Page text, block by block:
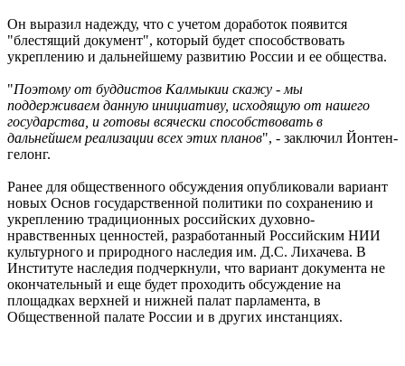
Он выразил надежду, что с учетом доработок появится
"блестящий документ", который будет способствовать
укреплению и дальнейшему развитию России и ее общества.
"Поэтому от буддистов Калмыкии скажу - мы
поддерживаем данную инициативу, исходящую от нашего
государства, и готовы всячески способствовать в
дальнейшем реализации всех этих планов", - заключил Йонтен-
гелонг.
Ранее для общественного обсуждения опубликовали вариант
новых Основ государственной политики по сохранению и
укреплению традиционных российских духовно-
нравственных ценностей, разработанный Российским НИИ
культурного и природного наследия им. Д.С. Лихачева. В
Институте наследия подчеркнули, что вариант документа не
окончательный и еще будет проходить обсуждение на
площадках верхней и нижней палат парламента, в
Общественной палате России и в других инстанциях.